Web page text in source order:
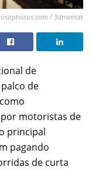
/ 3dmentat
de
de
por motoristas de
principal
pagando
de curta